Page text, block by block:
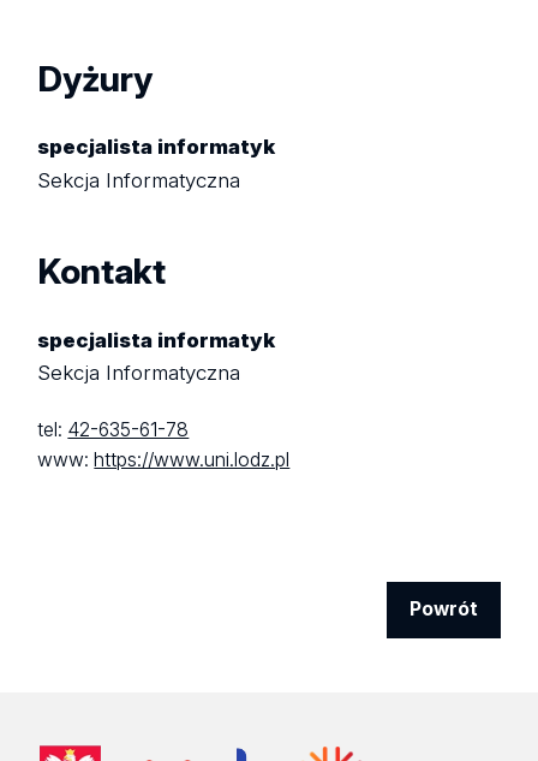
Dyżury
specjalista informatyk
Sekcja Informatyczna
Kontakt
specjalista informatyk
Sekcja Informatyczna
tel: 42-635-61-78
www:https://www.uni.lodz.pl
Powrót